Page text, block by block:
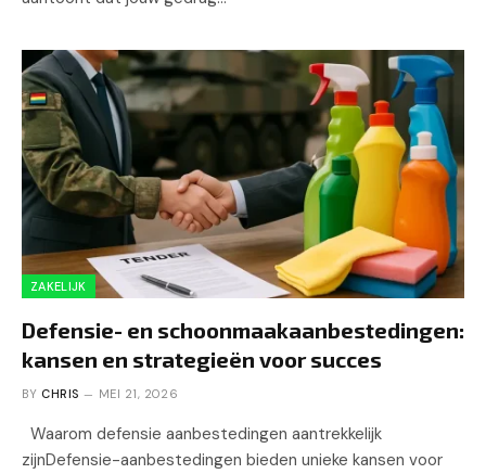
ZAKELIJK
Defensie- en schoonmaakaanbestedingen:
kansen en strategieën voor succes
BY CHRIS MEI 21, 2026
Waarom defensie aanbestedingen aantrekkelijk
zijnDefensie-aanbestedingen bieden unieke kansen voor